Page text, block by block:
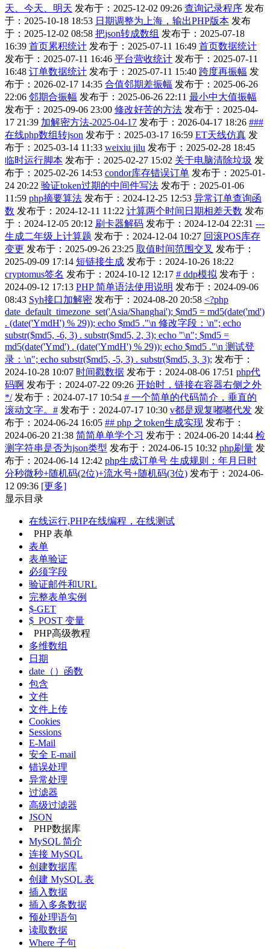
天、今天、明天 发布于：2025-12-02 09:26 查询记录程序 发布
于：2025-10-18 18:53 日期调整为上海，输出PHP版本 发布
于：2025-12-02 08:58 把json转成数组 发布于：2025-07-18
16:39 首页累积统计 发布于：2025-07-11 16:49 首页数据统计
发布于：2025-07-11 16:46 平台营收统计 发布于：2025-07-11
16:48 订单数据统计 发布于：2025-07-11 15:40 跨度再振幅 发
布于：2026-02-17 14:35 合值邻期差振幅 发布于：2025-06-26
22:06 邻期合振幅 发布于：2025-06-26 22:11 最小中大值振幅
发布于：2025-09-06 23:00 修改好苦的方法 发布于：2025-04-
17 21:39 加解密方法-2025-04-17 发布于：2026-04-17 18:26 ###
在线php数组转json 发布于：2025-03-17 16:59 ET天线仿真 发
布于：2025-03-14 11:33 weixiu jilu 发布于：2025-02-28 18:45
临时运行脚本 发布于：2025-02-27 15:02 关于电脑清除垃圾 发
布于：2025-02-26 14:53 condor库存错误订单 发布于：2025-01-
24 20:22 验证token过期的中间件写法 发布于：2025-01-06
11:59 php摘要算法 发布于：2024-12-25 12:53 异常订单查询函
数 发布于：2024-12-11 11:22 计算两个时间日期相差天数 发布
于：2024-12-05 20:12 刷卡器解码 发布于：2024-12-04 22:31 ---
生成二年级上计算题 发布于：2024-12-04 10:27 回滚POS库存
变更 发布于：2025-09-26 23:25 取值时间范围交叉 发布于：
2025-09-09 17:14 短链接生成 发布于：2024-10-26 18:22
cryptomus签名 发布于：2024-10-12 12:17 # ddp模拟 发布于：
2024-09-12 17:13 PHP 简单语法使用说明 发布于：2024-09-06
08:43 Syh接口加解密 发布于：2024-08-20 20:58 <?php
date_default_timezone_set('Asia/Shanghai'); $md5 = md5(date('md')
. (date('YmdH') % 29)); echo $md5 ."\n 修改字段：\n"; echo
substr($md5, -6, 3) . substr($md5, 2, 3); echo "\n"; $md5 =
md5(date('Ymd') . (date('YmdH') % 29)); echo $md5 ."\n 测试登
录：\n"; echo substr($md5, -5, 3) . substr($md5, 3, 3); 发布于：
2024-10-28 10:07 时间戳数据 发布于：2024-08-06 17:51 php代
码啊 发布于：2024-07-22 09:26 开始时，链接在容器右侧之外
*/ 发布于：2024-07-17 10:54 # 一个简单的代码简介，垂直的
滚动文字。# 发布于：2024-07-17 10:30 v都是观复嘟嘟代发 发
布于：2024-06-24 16:05 ## php 之token生成实现 发布于：
2024-06-20 21:38 简简单单学个习 发布于：2024-06-20 14:44 检
测字符串是否为json类型 发布于：2024-06-15 10:32 php刷量 发
布于：2024-06-14 12:42 php生成订单号 生成规则：年月日时
分秒微秒+随机码(2位)+流水号+随机码(3位) 发布于：2024-06-
12 09:36 [更多]
显示目录
在线运行,PHP在线编程，在线测试
PHP 表单
表单
表单验证
必须字段
验证邮件和URL
完整表单实例
$-GET
$_POST 变量
PHP高级教程
多维数组
日期
date（）函数
包含
文件
文件上传
Cookies
Sessions
E-Mail
安全 E-mail
错误处理
异常处理
过滤器
高级过滤器
JSON
PHP数据库
MySQL 简介
连接 MySQL
创建数据库
创建 MySQL 表
插入数据
插入多条数据
预处理语句
读取数据
Where 子句